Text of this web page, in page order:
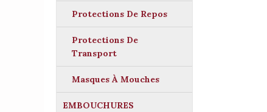
Protections De Repos
Protections De
Transport
Masques À Mouches
EMBOUCHURES